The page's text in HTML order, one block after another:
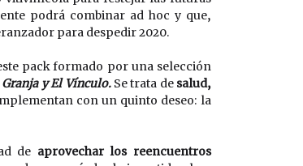
podrá combinar ad hoc y que,
para despedir 2020.
pack formado por una selección
y El Vínculo. Se trata de salud,
con un quinto deseo: la
de aprovechar los reencuentros